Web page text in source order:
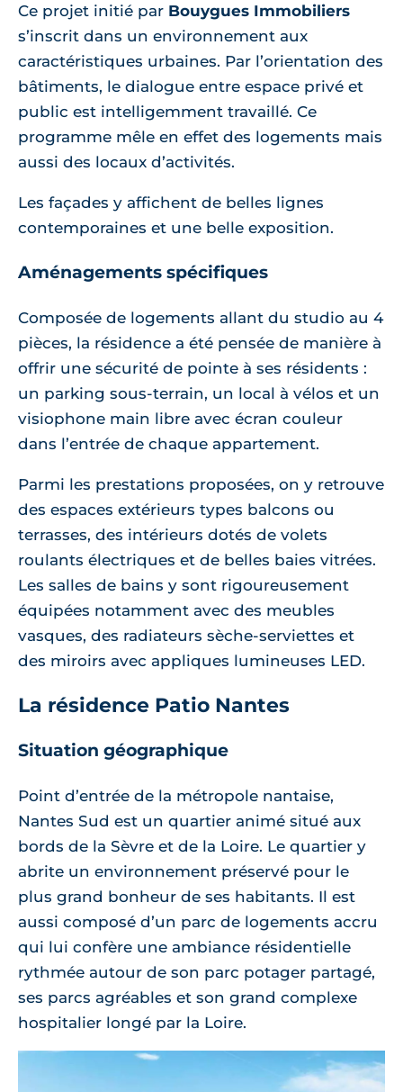
Ce projet initié par Bouygues Immobiliers
s’inscrit dans un environnement aux
caractéristiques urbaines. Par l’orientation des
bâtiments, le dialogue entre espace privé et
public est intelligemment travaillé. Ce
programme mêle en effet des logements mais
aussi des locaux d’activités.
Les façades y affichent de belles lignes
contemporaines et une belle exposition.
Aménagements spécifiques
Composée de logements allant du studio au 4
pièces, la résidence a été pensée de manière à
offrir une sécurité de pointe à ses résidents :
un parking sous-terrain, un local à vélos et un
visiophone main libre avec écran couleur
dans l’entrée de chaque appartement.
Parmi les prestations proposées, on y retrouve
des espaces extérieurs types balcons ou
terrasses, des intérieurs dotés de volets
roulants électriques et de belles baies vitrées.
Les salles de bains y sont rigoureusement
équipées notamment avec des meubles
vasques, des radiateurs sèche-serviettes et
des miroirs avec appliques lumineuses LED.
La résidence Patio Nantes
Situation géographique
Point d’entrée de la métropole nantaise,
Nantes Sud est un quartier animé situé aux
bords de la Sèvre et de la Loire. Le quartier y
abrite un environnement préservé pour le
plus grand bonheur de ses habitants. Il est
aussi composé d’un parc de logements accru
qui lui confère une ambiance résidentielle
rythmée autour de son parc potager partagé,
ses parcs agréables et son grand complexe
hospitalier longé par la Loire.